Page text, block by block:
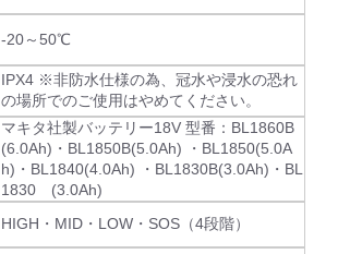
-20～50℃
IPX4 ※非防水仕様の為、冠水や浸水の恐れ
の場所でのご使用はやめてください。
マキタ社製バッテリー18V 型番：BL1860B
(6.0Ah)・BL1850B(5.0Ah) ・BL1850(5.0A
h)・BL1840(4.0Ah) ・BL1830B(3.0Ah)・BL
1830 (3.0Ah)
HIGH・MID・LOW・SOS（4段階）